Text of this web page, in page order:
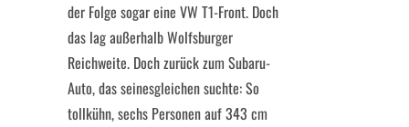
der Folge sogar eine VW T1-Front. Doch
das lag außerhalb Wolfsburger
Reichweite. Doch zurück zum Subaru-
Auto, das seinesgleichen suchte: So
tollkühn, sechs Personen auf 343 cm